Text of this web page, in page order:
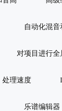
自动化混
对项目进行全
处理速度
乐谱编辑器